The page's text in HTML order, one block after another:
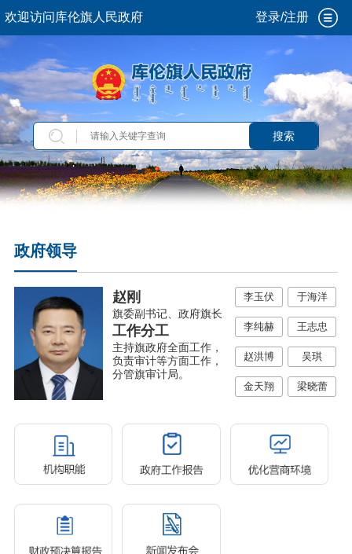
欢迎访问库伦旗人民政府 登录/注册
搜索
政府领导
赵刚
旗委副书记、政府旗长
工作分工
主持旗政府全面工作，
负责审计等方面工作，
分管旗审计局。
李玉伏 于海洋
李纯赫 王志忠
赵洪博 吴琪
金天翔 梁晓蕾